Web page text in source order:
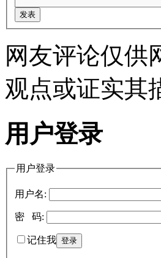
网友评论仅供
观点或证实其
用户登录
用户登录
用户名:
密 码:
记住我